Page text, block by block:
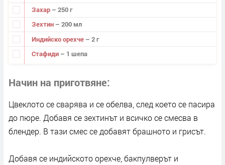
Захар – 250 г
Зехтин – 200 мл
Индийско орехче – 2 г
Стафиди – 1 шепа
Начин на приготвяне
Цвеклото се сварява и се обелва, след което се пасира
до пюре. Добавя се зехтинът и всичко се смесва в
блендер. В тази смес се добавят брашното и грисът.
Добавя се индийското орехче, бакпулверът и